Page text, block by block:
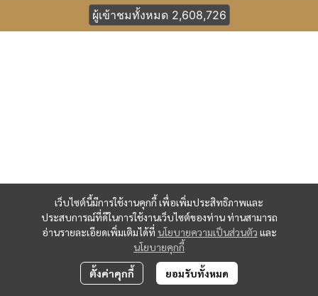
เว็บไซต์นี้มีการใช้งานคุกกี้ เพื่อเพิ่มประสิทธิภาพและ
ประสบการณ์ที่ดีในการใช้งานเว็บไซต์ของท่าน ท่านสามารถ
อ่านรายละเอียดเพิ่มเติมได้ที่ นโยบายความเป็นส่วนตัว และ
นโยบายคุกกี้
ตั้งค่าคุกกี้ ยอมรับทั้งหมด
ผู้เข้าชมทั้งหมด 2,608,726